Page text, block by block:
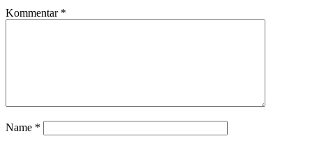
Kommentar *
Name *